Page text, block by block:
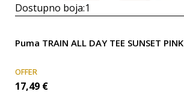
Dostupno boja:1
Puma TRAIN ALL DAY TEE SUNSET PINK
OFFER
17,49 €